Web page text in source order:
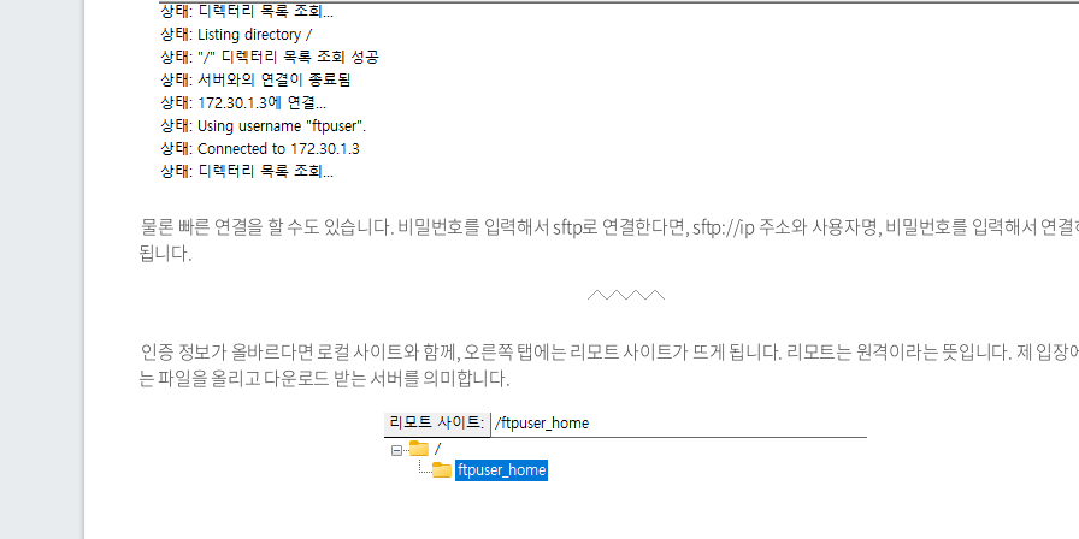
물론 빠른 연결을 할 수도 있습니다. 비밀번호를 입력해서 sftp로 연결한다면, sftp://ip 주소와 사용자명, 비밀번호를 입력해서 연결
됩니다.
인증 정보가 올바르다면 로컬 사이트와 함께, 오른쪽 탭에는 리모트 사이트가 뜨게 됩니다. 리모트는 원격이라는 뜻입니다. 제 입장
는 파일을 올리고 다운로드 받는 서버를 의미합니다.